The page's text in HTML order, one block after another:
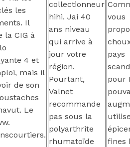
les
Il
la CIG à
4 et
mais il
de son
Le
collectionneur
hihi. Jai 40
ans niveau
qui arrive à
jour votre
région.
Pourtant,
Valnet
recommande
pas sous la
polyarthrite
rhumatoïde
vous
pays
pour
fines